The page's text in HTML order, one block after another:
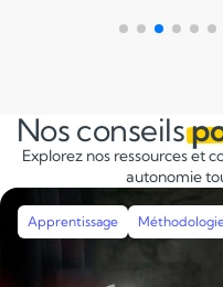
Nos conseils
Explorez nos ressources et
autonomie
professeur de musique